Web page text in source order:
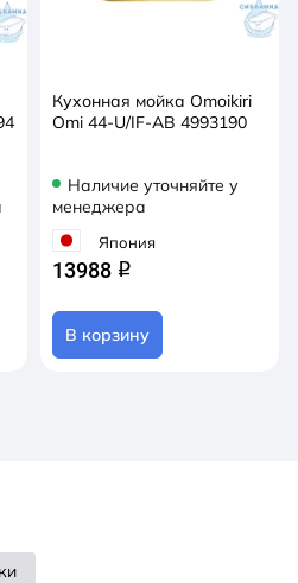
Кухонная мойка Omoikiri
Omi 44-U/IF-AB 4993190
Наличие уточняйте у
менеджера
Япония
13988 q
В корзину